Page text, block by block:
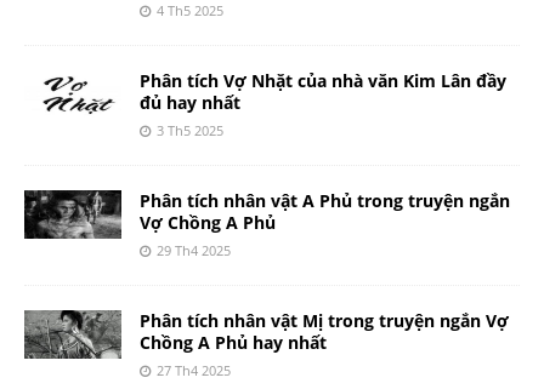
4 Th5 2025
Phân tích Vợ Nhặt của nhà văn Kim Lân đầy
đủ hay nhất
3 Th5 2025
Phân tích nhân vật A Phủ trong truyện ngắn
Vợ Chồng A Phủ
29 Th4 2025
Phân tích nhân vật Mị trong truyện ngắn Vợ
Chồng A Phủ hay nhất
27 Th4 2025